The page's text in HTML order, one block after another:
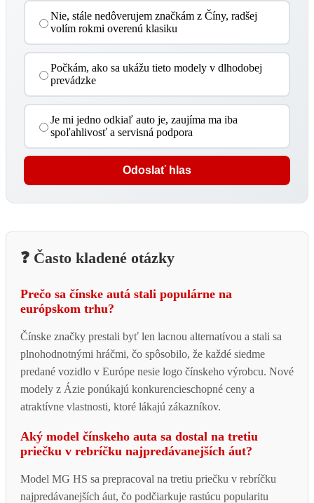
Nie, stále nedôverujem značkám z Číny, radšej
volím rokmi overenú klasiku
Počkám, ako sa ukážu tieto modely v dlhodobej
prevádzke
Je mi jedno odkiaľ auto je, zaujíma ma iba
spoľahlivosť a servisná podpora
Odoslať hlas
❓ Často kladené otázky
Prečo sa čínske autá stali populárne na
európskom trhu?
Čínske značky prestali byť len lacnou alternatívou a stali sa
plnohodnotnými hráčmi, čo spôsobilo, že každé siedme
predané vozidlo v Európe nesie logo čínskeho výrobcu. Nové
modely z Ázie ponúkajú konkurencieschopné ceny a
atraktívne vlastnosti, ktoré lákajú zákazníkov.
Aký model čínskeho auta sa dostal na tretiu
priečku v rebríčku najpredávanejších áut?
Model MG HS sa prepracoval na tretiu priečku v rebríčku
najpredávanejších áut, čo podčiarkuje rastúcu popularitu